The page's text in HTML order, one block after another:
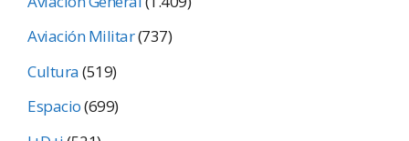
Aviación Militar(737)
Cultura(519)
Espacio(699)